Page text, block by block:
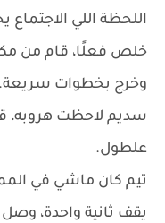
اللحظة اللي
خلص فعلًا، قام من
وخرج بخطوات سريعة.
سديم لاحظت هروبه،
علطول.
تيم كان ماشي في
يقف ثانية واحدة،